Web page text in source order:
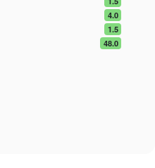
4.0
1.5
48.0